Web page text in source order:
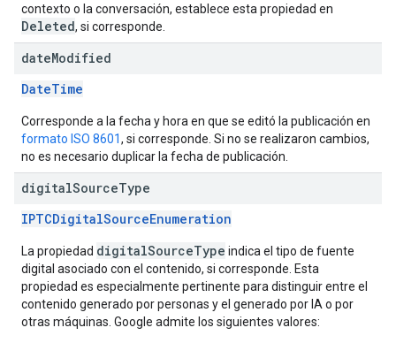
contexto o la conversación, establece esta propiedad en
Deleted, si corresponde.
dateModified
DateTime
Corresponde a la fecha y hora en que se editó la publicación en
formato ISO 8601, si corresponde. Si no se realizaron cambios,
no es necesario duplicar la fecha de publicación.
digitalSourceType
IPTCDigitalSourceEnumeration
La propiedad digitalSourceType indica el tipo de fuente
digital asociado con el contenido, si corresponde. Esta
propiedad es especialmente pertinente para distinguir entre el
contenido generado por personas y el generado por IA o por
otras máquinas. Google admite los siguientes valores: